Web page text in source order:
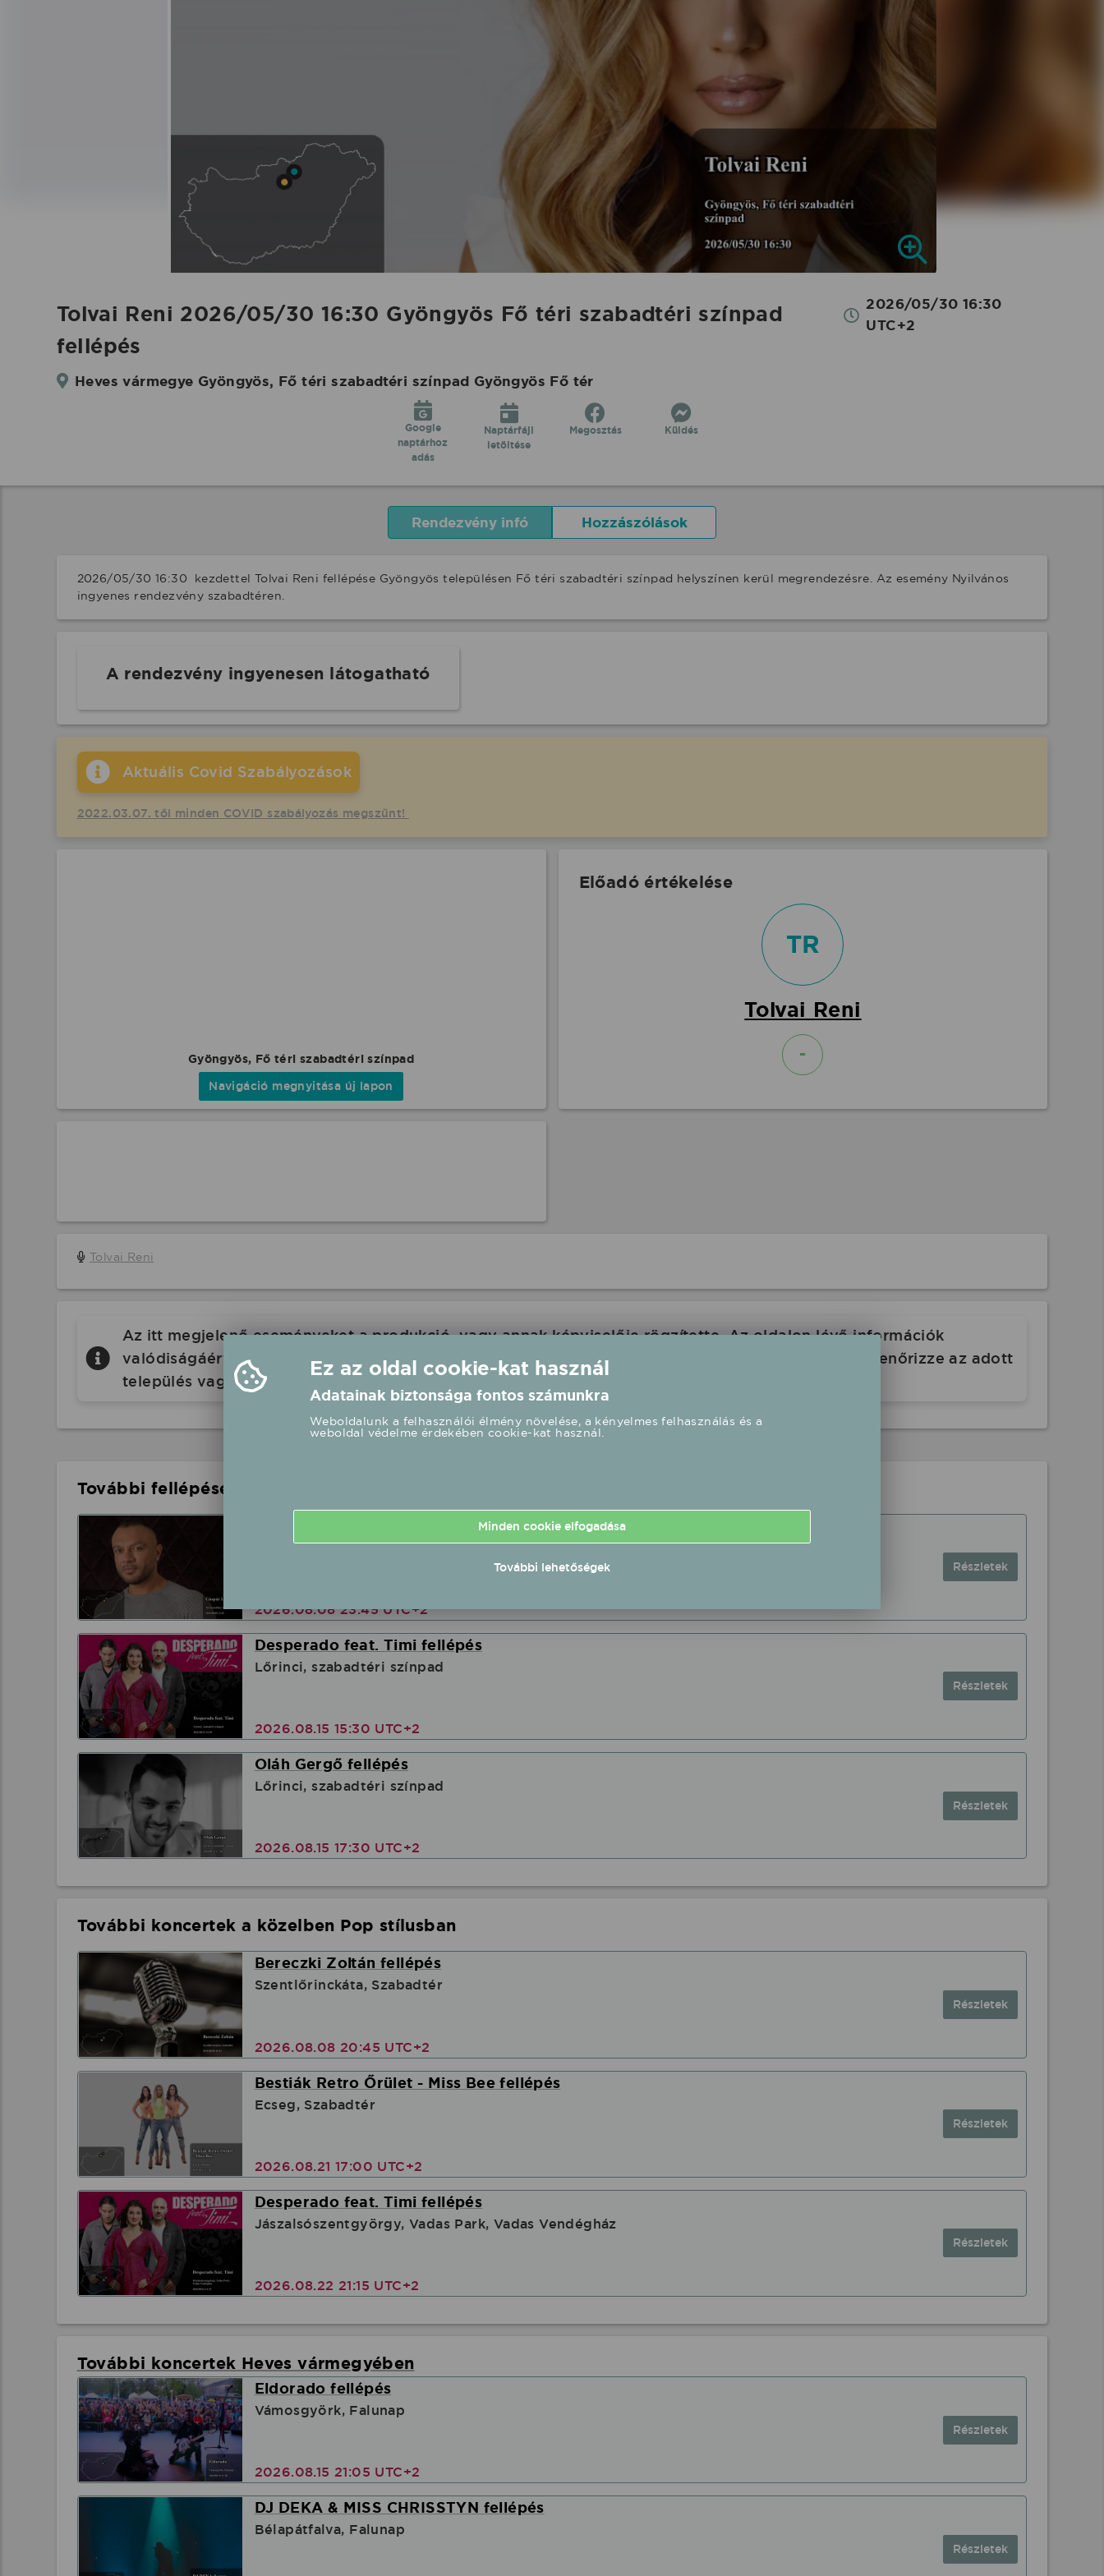
Koncertbooking
Tolvai Reni 2026/05/30 16:30 Gyöngyös Fő téri szabadtéri színpad
fellépés
2026/05/30 16:30
UTC+2
Heves vármegye Gyöngyös, Fő téri szabadtéri színpad Gyöngyös Fő tér
Google
naptárhoz
adás
Naptárfájl
letöltése
Megosztás Küldés
Rendezvény infó Hozzászólások
2026/05/30 16:30  kezdettel Tolvai Reni fellépése Gyöngyös településen Fő téri szabadtéri színpad helyszínen kerül megrendezésre. Az esemény Nyilvános
ingyenes rendezvény szabadtéren.
A rendezvény ingyenesen látogatható
Aktuális Covid Szabályozások
2022.03.07. től minden COVID szabályozás megszűnt!
Gyöngyös, Fő téri szabadtéri színpad
Navigáció megnyitása új lapon
Előadó értékelése
TR
Tolvai Reni
-
Tolvai Reni
Az itt megjelenő eseményeket a produkció, vagy annak képviselője rögzítette. Az oldalon lévő információk
valódiságáért a Koncertbooking.com ennek kapcsán felelősséget nem tud vállalni. Indulás előtt ellenőrizze az adott
település vagy eseményhelyszín oldalán is a rendezvény paramétereit.
További fellépések a közelben
Tarnazsadány, Szabadter
2026.08.08 23:45 UTC+2
Részletek
Desperado feat. Timi fellépés
Lőrinci, szabadtéri színpad
2026.08.15 15:30 UTC+2
Részletek
Oláh Gergő fellépés
Lőrinci, szabadtéri színpad
2026.08.15 17:30 UTC+2
Részletek
További koncertek a közelben Pop stílusban
Bereczki Zoltán fellépés
Szentlőrinckáta, Szabadtér
2026.08.08 20:45 UTC+2
Részletek
Bestiák Retro Őrület - Miss Bee fellépés
Ecseg, Szabadtér
2026.08.21 17:00 UTC+2
Részletek
Desperado feat. Timi fellépés
Jászalsószentgyörgy, Vadas Park, Vadas Vendégház
2026.08.22 21:15 UTC+2
Részletek
További koncertek Heves vármegyében
Eldorado fellépés
Vámosgyörk, Falunap
2026.08.15 21:05 UTC+2
Részletek
DJ DEKA & MISS CHRISSTYN fellépés
Bélapátfalva, Falunap
Részletek
Ez az oldal cookie-kat használ
Adatainak biztonsága fontos számunkra
Weboldalunk a felhasználói élmény növelése, a kényelmes felhasználás és a
weboldal védelme érdekében cookie-kat használ.
Minden cookie elfogadása
További lehetőségek